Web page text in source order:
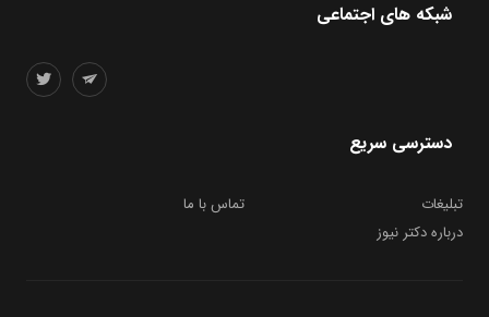
شبکه های اجتماعی
دسترسی سریع
تبلیغات
تماس با ما
درباره دکتر نیوز